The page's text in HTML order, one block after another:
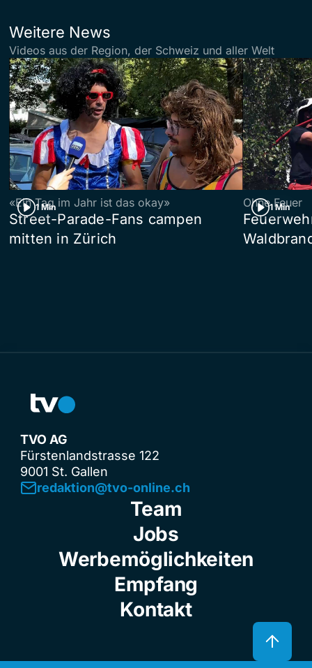
Weitere News
Videos aus der Region, der Schweiz und aller Welt
1 Min
«Ein Tag im Jahr ist das okay»
Street-Parade-Fans campen
mitten in Zürich
1 Min
Ohne Feuer
TVO AG
Fürstenlandstrasse 122
9001 St. Gallen
redaktion@tvo-online.ch
Team
Jobs
Werbemöglichkeiten
Empfang
Kontakt